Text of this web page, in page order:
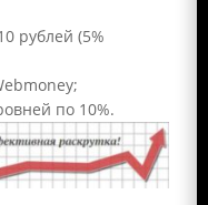
рублей (5%
по 10%.